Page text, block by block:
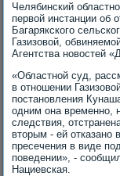
Челябинский
первой инстанции об
Багарякского
Газизовой,
Агентства новостей
«Областной суд,
в отношении
постановления
одним она временно,
следствия,
вторым - ей отказано
пресечения в виде
поведении», -
Нациевская.